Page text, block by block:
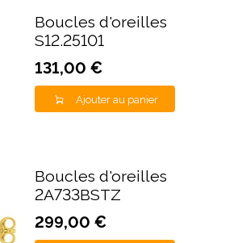
Boucles d'oreilles
S12.25101
131,00 €
Ajouter au panier
Boucles d'oreilles
2A733BSTZ
299,00 €